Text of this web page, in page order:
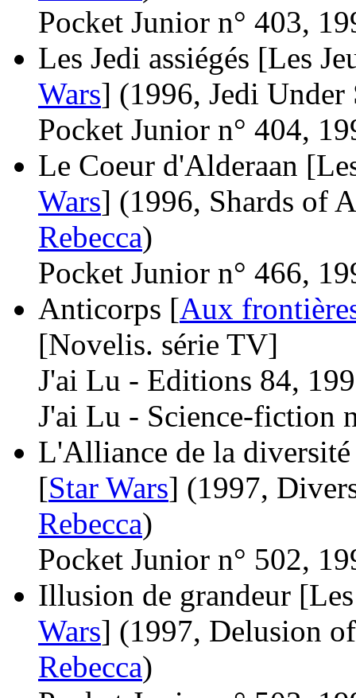
Pocket Junior n° 403,
Les Jedi assiégés [Les
Wars] (1996, Jedi Under
Pocket Junior n° 404,
Le Coeur d'Alderaan
Wars] (1996, Shards of
Rebecca)
Pocket Junior n° 466,
Anticorps [Aux
[Novelis. série TV]
J'ai Lu - Editions 84,
J'ai Lu - Science-fiction
L'Alliance de la
[Star Wars] (1997,
Rebecca)
Pocket Junior n° 502,
Illusion de grandeur
Wars] (1997, Delusion
Rebecca)